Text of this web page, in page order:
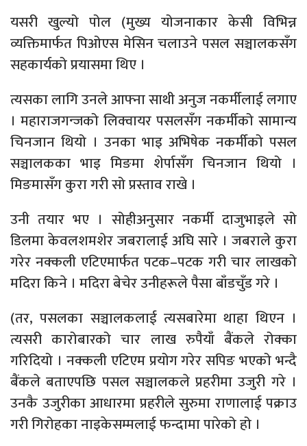
यसरी खुल्यो पोल (मुख्य योजनाकार केसी विभिन्न
व्यक्तिमार्फत पिओएस मेसिन चलाउने पसल सञ्चालकसँग
सहकार्यको प्रयासमा थिए ।
त्यसका लागि उनले आफ्ना साथी अनुज नकर्मीलाई लगाए
। महाराजगन्जको लिक्वायर पसलसँग नकर्मीको सामान्य
चिनजान थियो । उनका भाइ अभिषेक नकर्मीको पसल
सञ्चालकका भाइ मिङमा शेर्पासँग चिनजान थियो ।
मिङमासँग कुरा गरी सो प्रस्ताव राखे ।
उनी तयार भए । सोहीअनुसार नकर्मी दाजुभाइले सो
डिलमा केवलशमशेर जबरालाई अघि सारे । जबराले कुरा
गरेर नक्कली एटिएमार्फत पटक–पटक गरी चार लाखको
मदिरा किने । मदिरा बेचेर उनीहरूले पैसा बाँडचुँड गरे ।
(तर, पसलका सञ्चालकलाई त्यसबारेमा थाहा थिएन ।
त्यसरी कारोबारको चार लाख रुपैयाँ बैंकले रोक्का
गरिदियो । नक्कली एटिएम प्रयोग गरेर सपिङ भएको भन्दै
बैंकले बताएपछि पसल सञ्चालकले प्रहरीमा उजुरी गरे ।
उनकै उजुरीका आधारमा प्रहरीले सुरुमा राणालाई पक्राउ
गरी गिरोहका नाइकेसम्मलाई फन्दामा पारेको हो ।